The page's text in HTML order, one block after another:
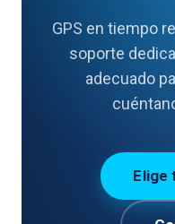
GPS en tiempo
soporte
adecuado
Elige